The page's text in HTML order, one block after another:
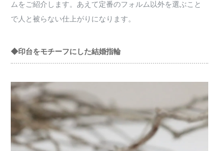
ムをご紹介します。あえて定番のフォルム以外を選ぶこと
で人と被らない仕上がりになります。
◆印台をモチーフにした結婚指輪